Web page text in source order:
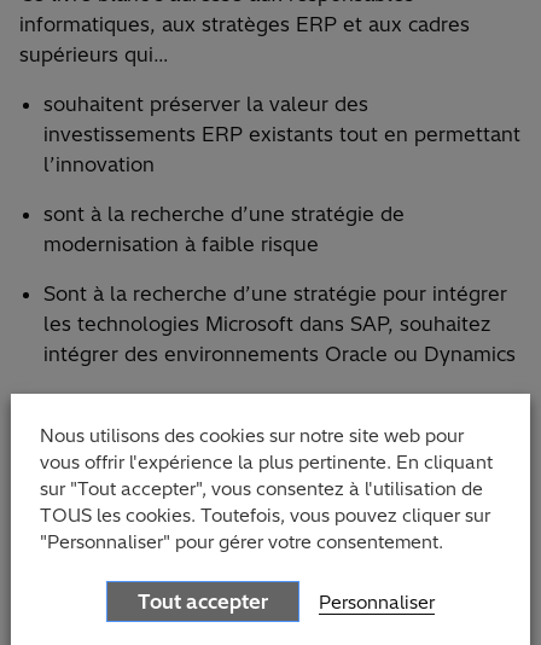
informatiques, aux stratèges ERP et aux cadres
supérieurs qui…
souhaitent préserver la valeur des
investissements ERP existants tout en permettant
l’innovation
sont à la recherche d’une stratégie de
modernisation à faible risque
Sont à la recherche d’une stratégie pour intégrer
les technologies Microsoft dans SAP, souhaitez
intégrer des environnements Oracle ou Dynamics
cas d’utilisation ciblés avec une valeur ajoutée
mesurable
Télécharger White Paper ERP
(Nécessaire)
Nous utilisons des cookies sur notre site web pour
vous offrir l'expérience la plus pertinente. En cliquant
sur "Tout accepter", vous consentez à l'utilisation de
TOUS les cookies. Toutefois, vous pouvez cliquer sur
"Personnaliser" pour gérer votre consentement.
Tout accepter Personnaliser